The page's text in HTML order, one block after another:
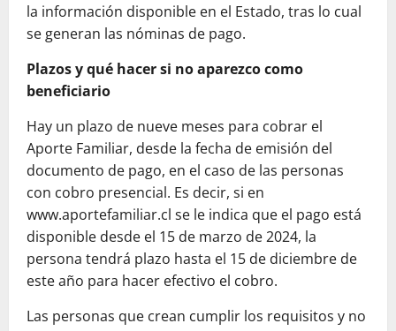
la información disponible en el Estado, tras lo cual
se generan las nóminas de pago.
Plazos y qué hacer si no aparezco como
beneficiario
Hay un plazo de nueve meses para cobrar el
Aporte Familiar, desde la fecha de emisión del
documento de pago, en el caso de las personas
con cobro presencial. Es decir, si en
www.aportefamiliar.cl se le indica que el pago está
disponible desde el 15 de marzo de 2024, la
persona tendrá plazo hasta el 15 de diciembre de
este año para hacer efectivo el cobro.
Las personas que crean cumplir los requisitos y no